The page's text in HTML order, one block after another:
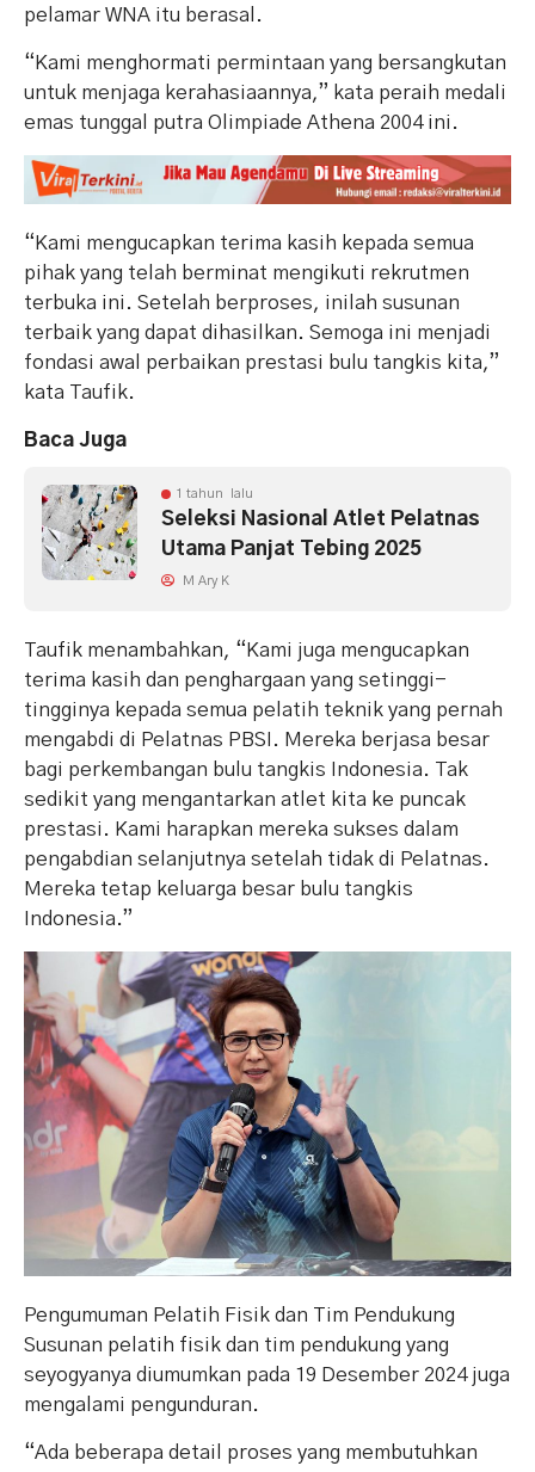
pelamar WNA itu berasal.
“Kami menghormati permintaan yang bersangkutan
untuk menjaga kerahasiaannya,” kata peraih medali
emas tunggal putra Olimpiade Athena 2004 ini.
“Kami mengucapkan terima kasih kepada semua
pihak yang telah berminat mengikuti rekrutmen
terbuka ini. Setelah berproses, inilah susunan
terbaik yang dapat dihasilkan. Semoga ini menjadi
fondasi awal perbaikan prestasi bulu tangkis kita,”
kata Taufik.
Baca Juga
1 tahun lalu
Seleksi Nasional Atlet Pelatnas
Utama Panjat Tebing 2025
M Ary K
Taufik menambahkan, “Kami juga mengucapkan
terima kasih dan penghargaan yang setinggi-
tingginya kepada semua pelatih teknik yang pernah
mengabdi di Pelatnas PBSI. Mereka berjasa besar
bagi perkembangan bulu tangkis Indonesia. Tak
sedikit yang mengantarkan atlet kita ke puncak
prestasi. Kami harapkan mereka sukses dalam
pengabdian selanjutnya setelah tidak di Pelatnas.
Mereka tetap keluarga besar bulu tangkis
Indonesia.”
Pengumuman Pelatih Fisik dan Tim Pendukung
Susunan pelatih fisik dan tim pendukung yang
seyogyanya diumumkan pada 19 Desember 2024 juga
mengalami pengunduran.
“Ada beberapa detail proses yang membutuhkan